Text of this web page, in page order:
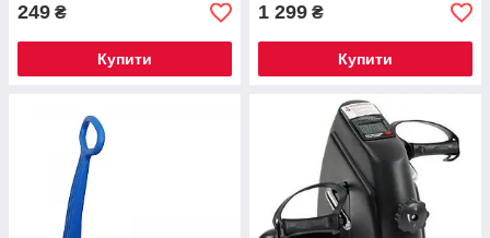
249 ₴
Купити
1 299 ₴
Купити